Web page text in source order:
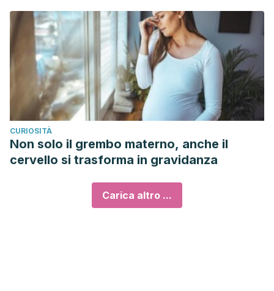
CURIOSITÀ
Non solo il grembo materno, anche il
cervello si trasforma in gravidanza
Carica altro ...